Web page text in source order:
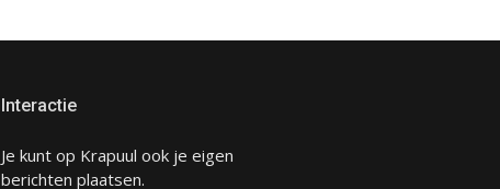
Interactie
Je kunt op Krapuul ook je eigen
berichten plaatsen.